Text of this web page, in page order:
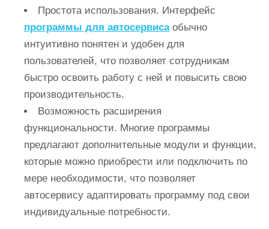
Простота использования. Интерфейс
программы для автосервисаобычно
интуитивно понятен и удобен для
пользователей, что позволяет сотрудникам
быстро освоить работу с ней и повысить свою
производительность.
Возможность расширения
функциональности. Многие программы
предлагают дополнительные модули и функции,
которые можно приобрести или подключить по
мере необходимости, что позволяет
автосервису адаптировать программу под свои
индивидуальные потребности.